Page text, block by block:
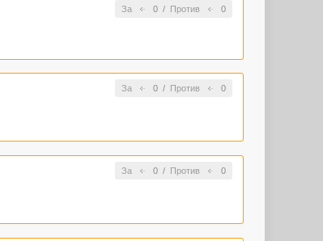
За 0/ Против 0
За 0/ Против 0
За 0/ Против 0